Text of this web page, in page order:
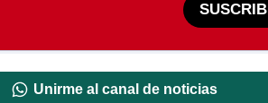
Unirme al canal de noticias